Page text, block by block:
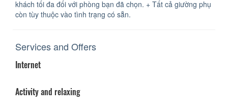
khách tối đa đối với phòng bạn đã chọn. + Tất cả giường phụ
còn tùy thuộc vào tình trạng có sẵn.
Services and Offers
Internet
Activity and relaxing